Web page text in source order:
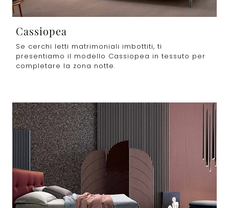
Cassiopea
Se cerchi letti matrimoniali imbottiti, ti
presentiamo il modello Cassiopea in tessuto per
completare la zona notte.